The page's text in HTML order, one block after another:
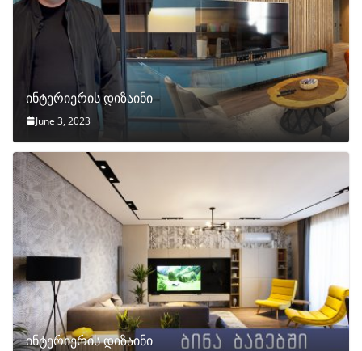
ინტერიერის დიზაინი
June 3, 2023
ინტერიერის დიზაინი